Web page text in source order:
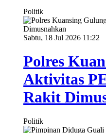
Politik
Sabtu, 18 Jul 2026 11:22
Polres
Aktivitas
Rakit
Politik